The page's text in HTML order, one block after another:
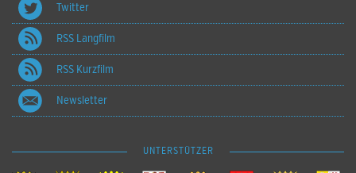
Twitter
RSS Langfilm
RSS Kurzfilm
Newsletter
UNTERSTÜTZER